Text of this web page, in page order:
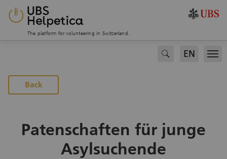
The platform for volunteering in Switzerland.
search EN
Back
Patenschaften für junge
Asylsuchende